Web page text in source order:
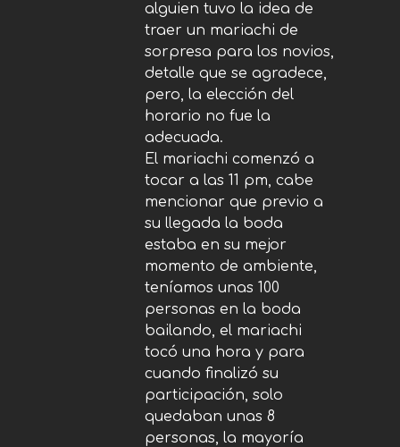
alguien tuvo la idea de
traer un mariachi de
sorpresa para los novios,
detalle que se agradece,
pero, la elección del
horario no fue la
adecuada.
El mariachi comenzó a
tocar a las 11 pm, cabe
mencionar que previo a
su llegada la boda
estaba en su mejor
momento de ambiente,
teníamos unas 100
personas en la boda
bailando, el mariachi
tocó una hora y para
cuando finalizó su
participación, solo
quedaban unas 8
personas, la mayoría